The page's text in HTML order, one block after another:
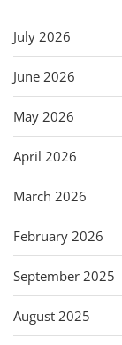
July 2026
June 2026
May 2026
April 2026
March 2026
February 2026
September 2025
August 2025